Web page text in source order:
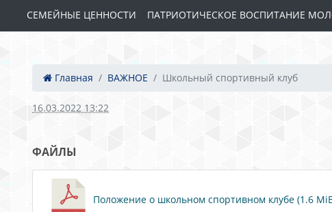
СЕМЕЙНЫЕ ЦЕННОСТИ
ПАТРИОТИЧЕСКОЕ ВОСПИТАНИЕ
Главная ВАЖНОЕ Школьный спортивный клуб
16.03.2022 13:22
ФАЙЛЫ
Положение о школьном спортивном клубе (1.6